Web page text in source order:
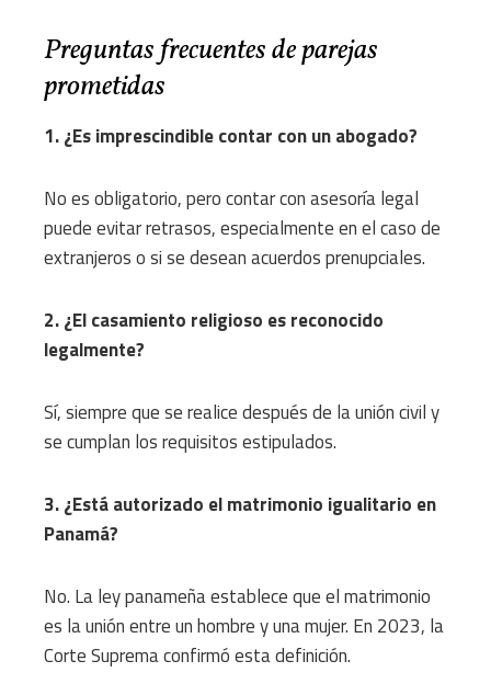
Preguntas frecuentes de parejas
prometidas
1. ¿Es imprescindible contar con un abogado?
No es obligatorio, pero contar con asesoría legal
puede evitar retrasos, especialmente en el caso de
extranjeros o si se desean acuerdos prenupciales.
2. ¿El casamiento religioso es reconocido
legalmente?
Sí, siempre que se realice después de la unión civil y
se cumplan los requisitos estipulados.
3. ¿Está autorizado el matrimonio igualitario en
Panamá?
No. La ley panameña establece que el matrimonio
es la unión entre un hombre y una mujer. En 2023, la
Corte Suprema confirmó esta definición.